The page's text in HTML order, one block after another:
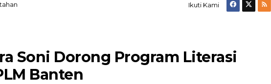
Tingkatkan
Banten
Ikuti Kami
Soni Dorong Program Literasi
Banten